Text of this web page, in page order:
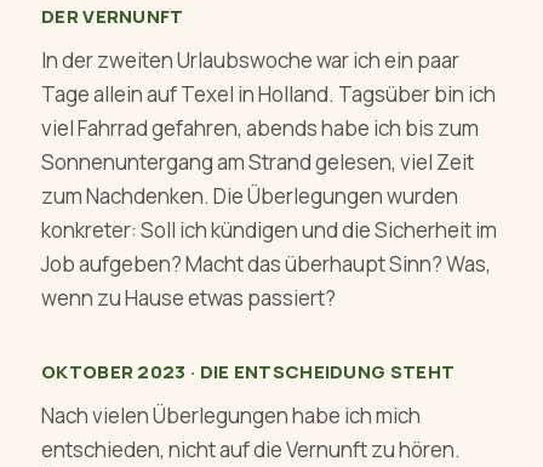
DER VERNUNFT
In der zweiten Urlaubswoche war ich ein paar
Tage allein auf Texel in Holland. Tagsüber bin ich
viel Fahrrad gefahren, abends habe ich bis zum
Sonnenuntergang am Strand gelesen, viel Zeit
zum Nachdenken. Die Überlegungen wurden
konkreter: Soll ich kündigen und die Sicherheit im
Job aufgeben? Macht das überhaupt Sinn? Was,
wenn zu Hause etwas passiert?
OKTOBER 2023 · DIE ENTSCHEIDUNG STEHT
Nach vielen Überlegungen habe ich mich
entschieden, nicht auf die Vernunft zu hören.